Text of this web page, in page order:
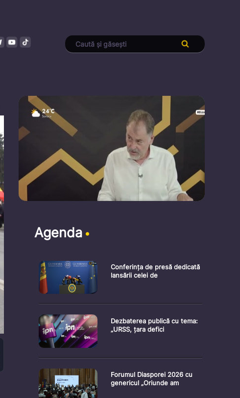
Agenda
Conferința de presă dedicată
lansării celei de
Dezbaterea publică cu tema:
„URSS, țara defici
Forumul Diasporei 2026 cu
genericul „Oriunde am